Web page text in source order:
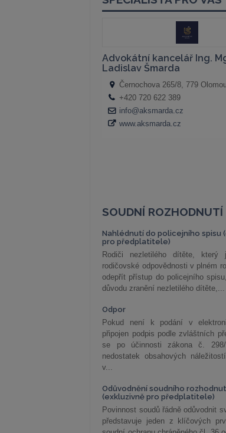
SOUDNÍ ROZHODNUTÍ
Nahlédnutí do policejního spisu
pro předplatitele)
Rodiči nezletilého dítěte, který
rodičovské odpovědnosti v plném
odepřít přístup do policejního
důvodu zranění nezletilého dítěte,...
Odpor
Pokud není k podání v
připojen podpis podle zvláštních
se po účinnosti zákona č.
nedostatek obsahových
v...
Odůvodnění soudního
(exkluzivně pro předplatitele)
Povinnost soudů řádně odůvodnit
představuje jeden z klíčových